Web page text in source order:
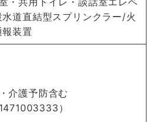
道直結型スプリンクラー/火
装置
介護予防含む
）